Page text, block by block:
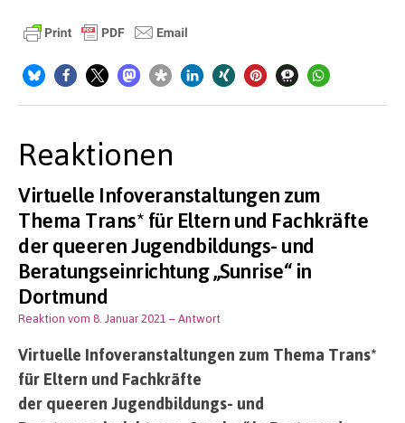
Reaktionen
Virtuelle Infoveranstaltungen zum
Thema Trans* für Eltern und Fachkräfte
der queeren Jugendbildungs- und
Beratungseinrichtung „Sunrise“ in
Dortmund
Reaktion vom 8. Januar 2021 – Antwort
Virtuelle Infoveranstaltungen zum Thema Trans*
für Eltern und Fachkräfte
der queeren Jugendbildungs- und